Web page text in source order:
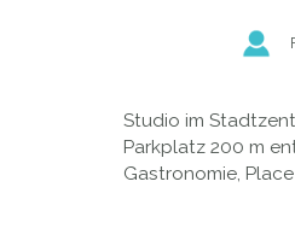
Studio im
Parkplatz 200 m
Gastronomie,